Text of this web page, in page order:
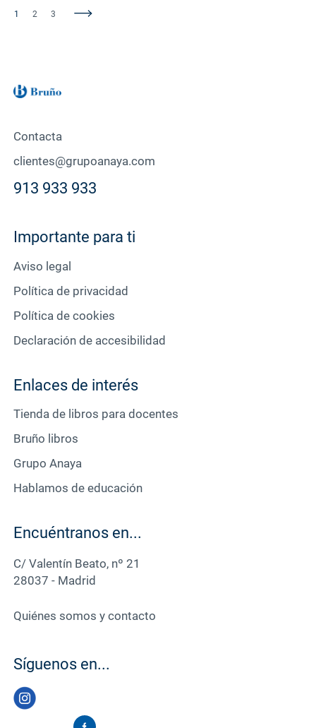
1 2 3
Contacta
clientes@grupoanaya.com
913 933 933
Importante para ti
Aviso legal
Política de privacidad
Política de cookies
Declaración de accesibilidad
Enlaces de interés
Tienda de libros para docentes
Bruño libros
Grupo Anaya
Hablamos de educación
Encuéntranos en...
C/ Valentín Beato, nº 21
28037 - Madrid
Quiénes somos y contacto
Síguenos en...